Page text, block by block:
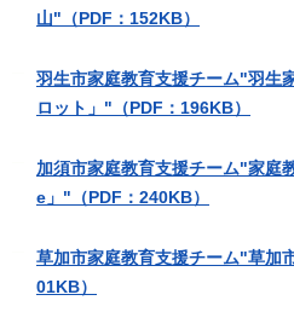
山"（PDF：152KB）
羽生市家庭教育支援チーム"羽生
ロット」"（PDF：196KB）
加須市家庭教育支援チーム"家庭
e」"（PDF：240KB）
草加市家庭教育支援チーム"草加
01KB）